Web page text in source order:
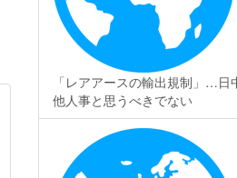
「レアアースの輸出規制」…日
他人事と思うべきでない